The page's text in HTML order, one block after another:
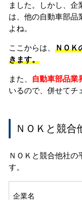
ました。しかし、企
は、他の自動車部品
よね。
ここからは、 ＮＯＫ
きます。
また、 自動車部品業
いるので、併せてチ
ＮＯＫと競合
ＮＯＫと競合他社の
す。
企業名